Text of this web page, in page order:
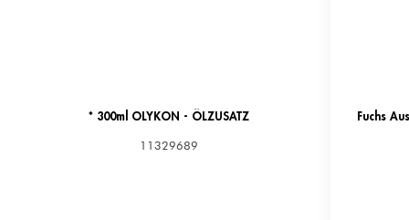
* 300ml OLYKON - ÖLZUSATZ
11329689
Fuchs